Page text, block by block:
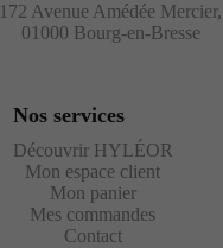
172 Avenue Amédée Mercier,
01000 Bourg-en-Bresse
Nos services
Découvrir HYLÉOR
Mon espace client
Mon panier
Mes commandes
Contact